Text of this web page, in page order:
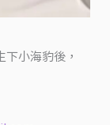
小海豹後，